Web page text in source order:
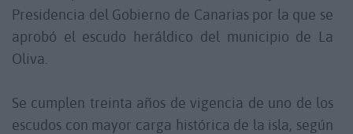
Presidencia del Gobierno de Canarias por la que se
aprobó el escudo heráldico del municipio de La
Oliva.
Se cumplen treinta años de vigencia de uno de los
escudos con mayor carga histórica de la isla, según